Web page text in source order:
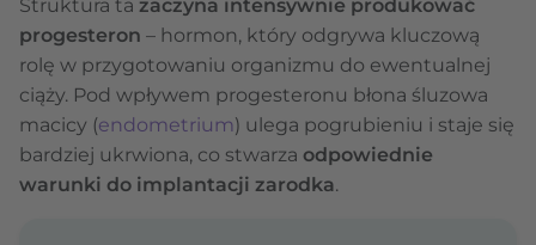
Struktura ta zaczyna intensywnie produkować
progesteron – hormon, który odgrywa kluczową
rolę w przygotowaniu organizmu do ewentualnej
ciąży. Pod wpływem progesteronu błona śluzowa
macicy (endometrium) ulega pogrubieniu i staje się
bardziej ukrwiona, co stwarza odpowiednie
warunki do implantacji zarodka.